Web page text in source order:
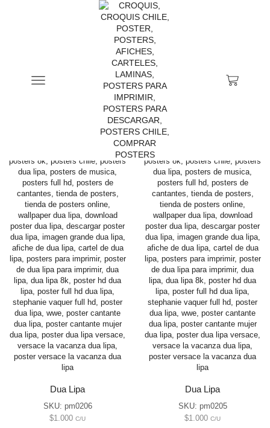
Productos Etiquetados “cartel De Dua Lipa”
CATEGORÍAS DE PRODUCTOS
Dua Lipa
SKU: pm0206
$1.000 C/U
Dua Lipa
SKU: pm0205
$1.000 C/U